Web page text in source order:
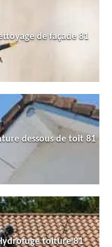
de façade 81
dessous de toit 81
toiture 81